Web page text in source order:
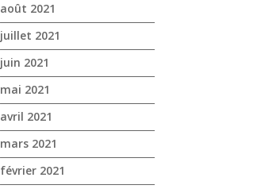
août 2021
juillet 2021
juin 2021
mai 2021
avril 2021
mars 2021
février 2021